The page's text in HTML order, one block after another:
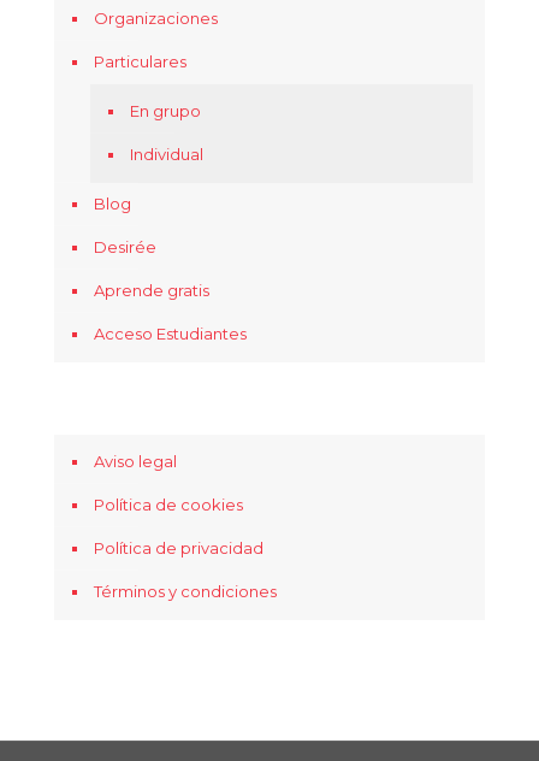
Organizaciones
Particulares
En grupo
Individual
Blog
Desirée
Aprende gratis
Acceso Estudiantes
Aviso legal
Política de cookies
Política de privacidad
Términos y condiciones